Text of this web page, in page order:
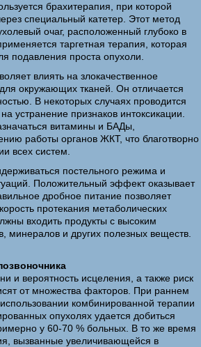
брахитерапия, при которой
специальный катетер. Этот метод
очаг, расположенный глубоко в
таргетная терапия, которая
подавления проста опухоли.
влиять на злокачественное
окружающих тканей. Он отличается
В некоторых случаях проводится
устранение признаков интоксикации.
витамины и БАДы,
работы органов ЖКТ, что благотворно
всех систем.
постельного режима и
Положительный эффект оказывает
дробное питание позволяет
протекания метаболических
входить продукты с высоким
минералов и других полезных веществ.
и вероятность исцеления, а также риск
от множества факторов. При раннем
комбинированной терапии
опухолях удается добиться
у 60-70 % больных. В то же время
вызванные увеличивающейся в